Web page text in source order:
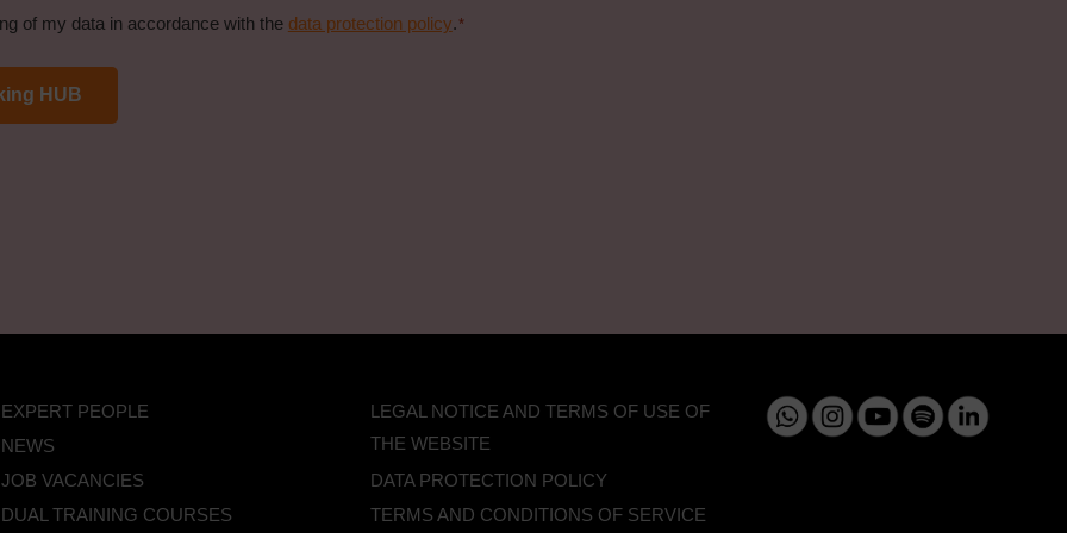
of my data in accordance with the data protection policy. *
EXPERT PEOPLE
NEWS
JOB VACANCIES
DUAL TRAINING COURSES
LEGAL NOTICE AND TERMS OF USE OF
THE WEBSITE
DATA PROTECTION POLICY
TERMS AND CONDITIONS OF SERVICE